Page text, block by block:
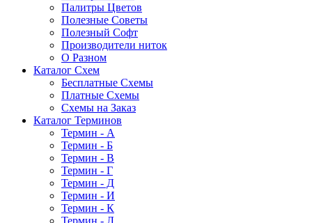
Палитры Цветов
Полезные Советы
Полезный Софт
Производители ниток
О Разном
Каталог Схем
Бесплатные Схемы
Платные Схемы
Схемы на Заказ
Каталог Терминов
Термин - А
Термин - Б
Термин - В
Термин - Г
Термин - Д
Термин - И
Термин - К
Термин - Л